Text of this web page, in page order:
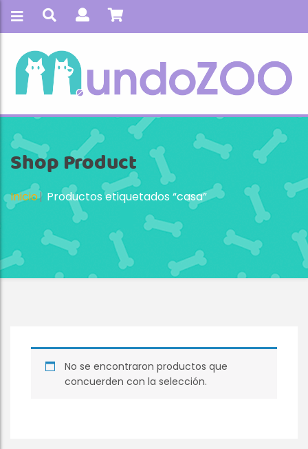
Shop Product
Inicio Productos etiquetados “casa”
No se encontraron productos que
concuerden con la selección.